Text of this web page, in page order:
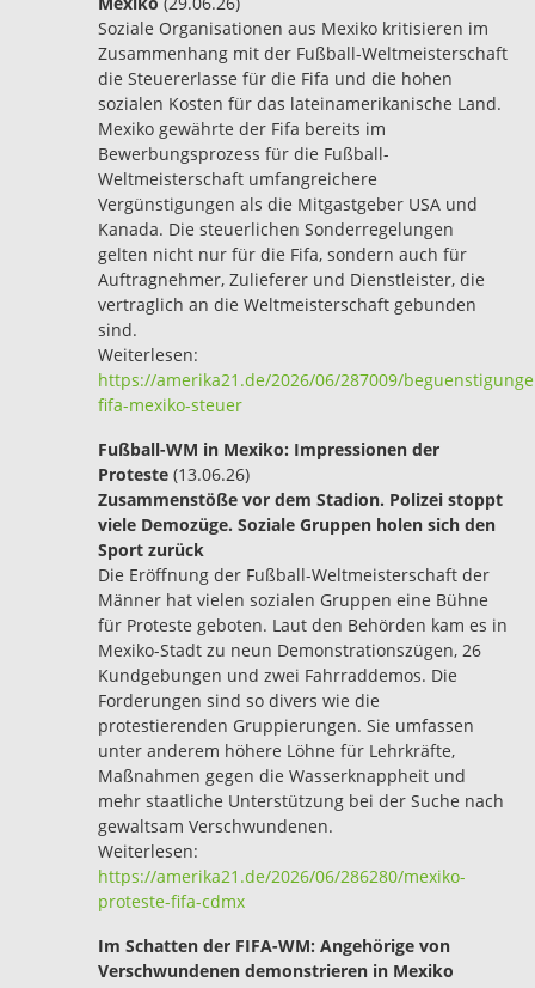
Soziale Organisationen aus Mexiko kritisieren im
Zusammenhang mit der Fußball-Weltmeisterschaft
die Steuererlasse für die Fifa und die hohen
sozialen Kosten für das lateinamerikanische Land.
Mexiko gewährte der Fifa bereits im
Bewerbungsprozess für die Fußball-
Weltmeisterschaft umfangreichere
Vergünstigungen als die Mitgastgeber USA und
Kanada. Die steuerlichen Sonderregelungen
gelten nicht nur für die Fifa, sondern auch für
Auftragnehmer, Zulieferer und Dienstleister, die
vertraglich an die Weltmeisterschaft gebunden
sind.
Weiterlesen:
https://amerika21.de/2026/06/287009/
fifa-mexiko-steuer
Fußball-WM in Mexiko: Impressionen der
Proteste (13.06.26)
Zusammenstöße vor dem Stadion. Polizei stoppt
viele Demozüge. Soziale Gruppen holen sich den
Sport zurück
Die Eröffnung der Fußball-Weltmeisterschaft der
Männer hat vielen sozialen Gruppen eine Bühne
für Proteste geboten. Laut den Behörden kam es in
Mexiko-Stadt zu neun Demonstrationszügen, 26
Kundgebungen und zwei Fahrraddemos. Die
Forderungen sind so divers wie die
protestierenden Gruppierungen. Sie umfassen
unter anderem höhere Löhne für Lehrkräfte,
Maßnahmen gegen die Wasserknappheit und
mehr staatliche Unterstützung bei der Suche nach
gewaltsam Verschwundenen.
Weiterlesen:
https://amerika21.de/2026/06/286280/mexiko-
proteste-fifa-cdmx
Im Schatten der FIFA-WM: Angehörige von
Verschwundenen demonstrieren in Mexiko